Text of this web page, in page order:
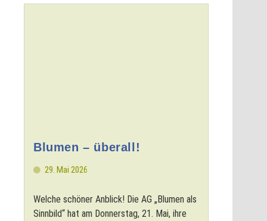
Blumen – überall!
29. Mai 2026
Welche schöner Anblick! Die AG „Blumen als
Sinnbild“ hat am Donnerstag, 21. Mai, ihre